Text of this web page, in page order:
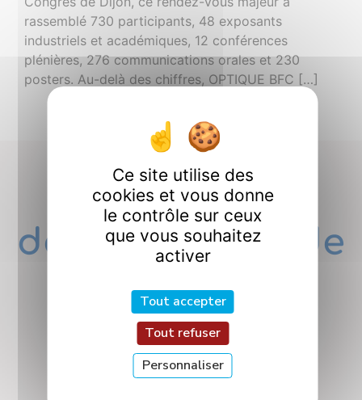
rassemblé 730 participants, 48 exposants
industriels et académiques, 12 conférences
plénières, 276 communications orales et 230
posters. Au-delà des chiffres, OPTIQUE BFC […]
Nos
départements de
Recherche
Ce site utilise des
cookies et vous donne
le contrôle sur ceux
que vous souhaitez
activer
Tout accepter
Tout refuser
Personnaliser